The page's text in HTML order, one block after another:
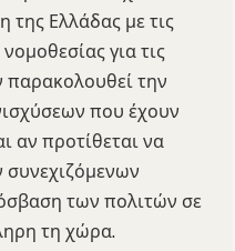
της Ελλάδας με τις
για τις
παρακολουθεί την
που έχουν
αν προτίθεται να
συνεχιζόμενων
των πολιτών σε
τη χώρα.